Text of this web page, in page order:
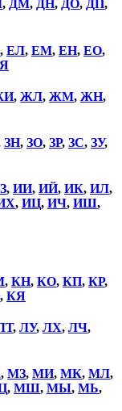
, ДМ, ДН, ДО, ДП,
, ЕЛ, ЕМ, ЕН, ЕО,
, ЖЛ, ЖМ, ЖН,
ЗН, ЗО, ЗР, ЗС, ЗУ,
, ИИ, ИЙ, ИК, ИЛ,
, ИЦ, ИЧ, ИШ,
, КН, КО, КП, КР,
, КЯ
, ЛУ, ЛХ, ЛЧ,
, МЗ, МИ, МК, МЛ,
, МШ, МЫ, МЬ,